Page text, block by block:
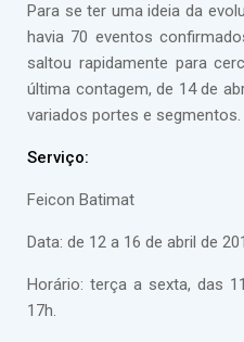
Para se ter uma ideia da
havia 70 eventos
saltou rapidamente para
última contagem, de 14 de
variados portes e segmentos.
Serviço:
Feicon Batimat
Data: de 12 a 16 de abril de
Horário: terça a sexta, das
17h.